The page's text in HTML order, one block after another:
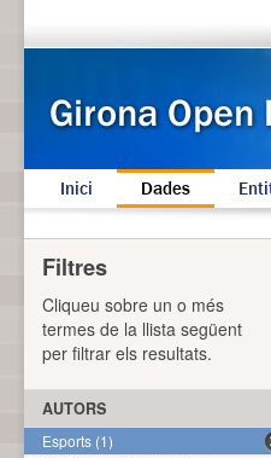
Inici Dades
Filtres
Cliqueu sobre un o més
termes de la llista següent
per filtrar els resultats.
AUTORS
Esports (1)